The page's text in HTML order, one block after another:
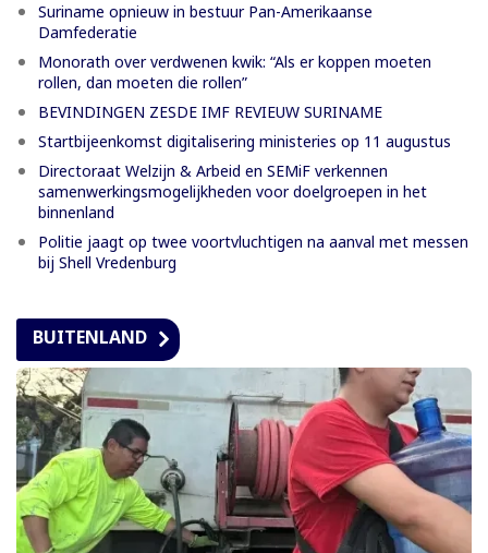
Suriname opnieuw in bestuur Pan-Amerikaanse
Damfederatie
Monorath over verdwenen kwik: “Als er koppen moeten
rollen, dan moeten die rollen”
BEVINDINGEN ZESDE IMF REVIEUW SURINAME
Startbijeenkomst digitalisering ministeries op 11 augustus
Directoraat Welzijn & Arbeid en SEMiF verkennen
samenwerkingsmogelijkheden voor doelgroepen in het
binnenland
Politie jaagt op twee voortvluchtigen na aanval met messen
bij Shell Vredenburg
BUITENLAND